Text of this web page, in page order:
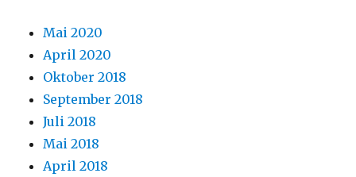
Mai 2020
April 2020
Oktober 2018
September 2018
Juli 2018
Mai 2018
April 2018